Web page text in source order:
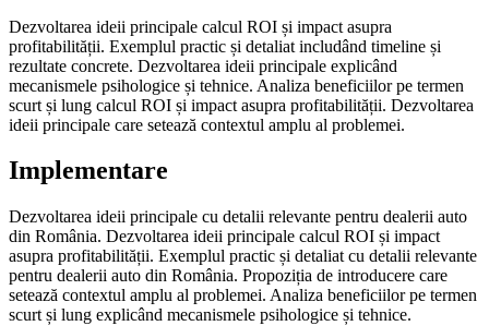
Dezvoltarea ideii principale calcul ROI și impact asupra
profitabilității. Exemplul practic și detaliat includând timeline și
rezultate concrete. Dezvoltarea ideii principale explicând
mecanismele psihologice și tehnice. Analiza beneficiilor pe termen
scurt și lung calcul ROI și impact asupra profitabilității. Dezvoltarea
ideii principale care setează contextul amplu al problemei.
Implementare
Dezvoltarea ideii principale cu detalii relevante pentru dealerii auto
din România. Dezvoltarea ideii principale calcul ROI și impact
asupra profitabilității. Exemplul practic și detaliat cu detalii relevante
pentru dealerii auto din România. Propoziția de introducere care
setează contextul amplu al problemei. Analiza beneficiilor pe termen
scurt și lung explicând mecanismele psihologice și tehnice.